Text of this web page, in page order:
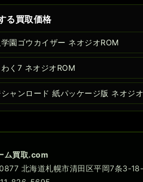
る買取価格
園ゴウカイザー ネオジオROM
く7 ネオジオROM
ャンロード 紙パッケージ版 ネオジ
ム買取.com
北海道札幌市清田区平岡7条3-